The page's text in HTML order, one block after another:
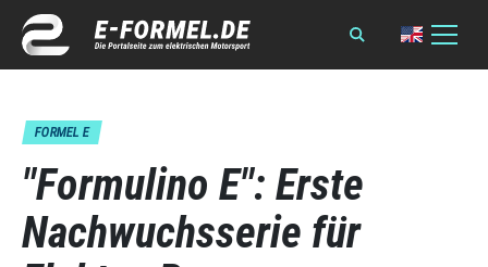
FORMEL E
"Formulino E": Erste
Nachwuchsserie für